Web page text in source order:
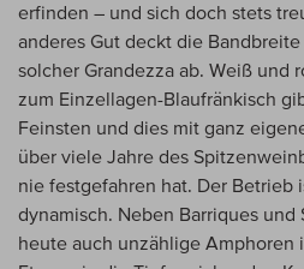
erfinden – und sich doch stets
anderes Gut deckt die
solcher Grandezza ab. Weiß und
zum Einzellagen-Blaufränkisch
Feinsten und dies mit ganz
über viele Jahre des
nie festgefahren hat. Der Betrieb
dynamisch. Neben Barriques und
heute auch unzählige Amphoren